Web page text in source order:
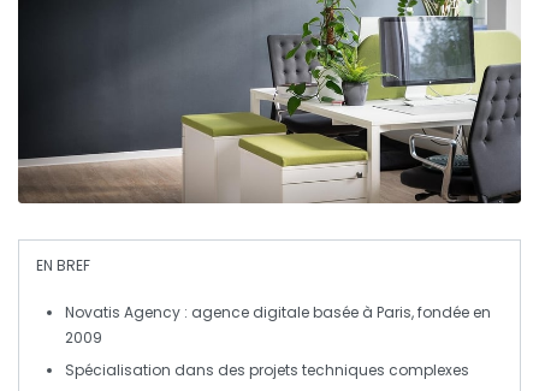
EN BREF
Novatis Agency : agence digitale basée à Paris, fondée en
2009
Spécialisation dans des projets techniques complexes